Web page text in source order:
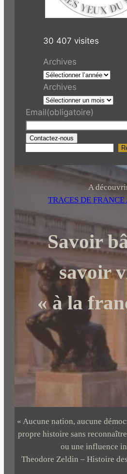
30 407 visites
Archives
Archives
Email(obligatoire)
Contactez-nous
r
c
h
r
A
TRACES DE
Savoir
savoir
« à la
« Aucune nation, aucune
propre histoire sans
ou une influence
Theodore Zeldin – Histoire